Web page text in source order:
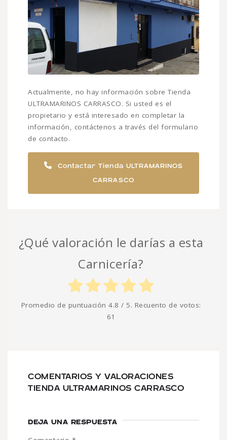
Actualmente, no hay información sobre Tienda
ULTRAMARINOS CARRASCO. Si usted es el
propietario y está interesado en completar la
información, contáctenos a través del formulario
de contacto.
Contactar Tienda ULTRAMARINOS
CARRASCO
¿Qué valoración le darías a esta
Carnicería?
Promedio de puntuación 4.8 / 5. Recuento de votos:
61
COMENTARIOS Y VALORACIONES
TIENDA ULTRAMARINOS CARRASCO
DEJA UNA RESPUESTA